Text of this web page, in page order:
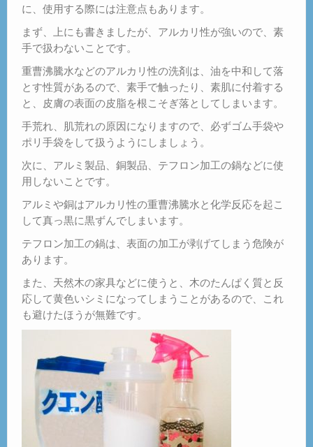
に、使用する際には注意点もあります。
まず、上にも書きましたが、アルカリ性が強いので、素
手で扱わないことです。
重曹沸騰水などのアルカリ性の洗剤は、油を中和して落
とす性質があるので、素手で触ったり、素肌に付着する
と、皮膚の表面の皮脂を根こそぎ落としてしまいます。
手荒れ、肌荒れの原因になりますので、必ずゴム手袋や
ポリ手袋をして扱うようにしましょう。
次に、アルミ製品、銅製品、テフロン加工の鍋などに使
用しないことです。
アルミや銅はアルカリ性の重曹沸騰水と化学反応を起こ
して真っ黒に黒ずんでしまいます。
テフロン加工の鍋は、表面の加工が剥げてしまう危険が
あります。
また、天然木の家具などに使うと、木のたんぱく質と反
応して黄色いシミになってしまうことがあるので、これ
も避けたほうが無難です。